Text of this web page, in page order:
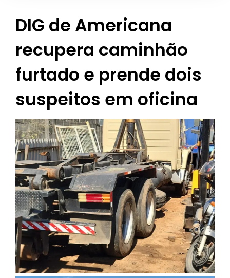
DIG de Americana
recupera caminhão
furtado e prende dois
suspeitos em oficina